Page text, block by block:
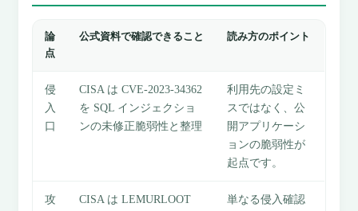
論
点
公式資料で確認できること 読み方のポイント
侵
入
口
CISA は CVE-2023-34362
を SQL インジェクショ
ンの未修正脆弱性と整理
利用先の設定ミ
スではなく、公
開アプリケーシ
ョンの脆弱性が
起点です。
攻
CISA は LEMURLOOT
単なる侵入確認